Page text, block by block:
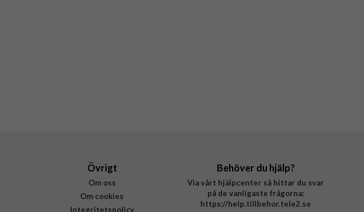
Övrigt
Om oss
Om cookies
Integritetspolicy
Behöver du hjälp?
Via vårt hjälpcenter så hittar du svar
på de vanligaste frågorna:
https://help.tillbehor.tele2.se